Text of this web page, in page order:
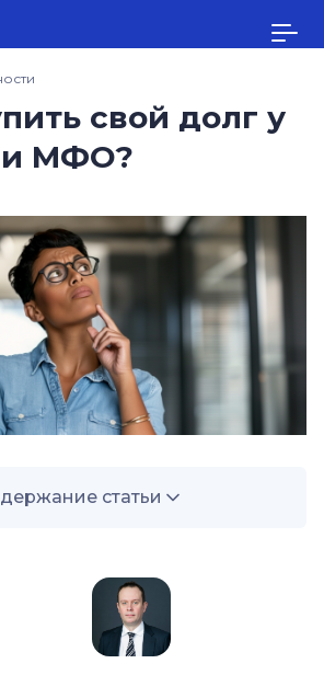
свой долг у
МФО?
статьи
ваш долг продан?
свой долг?
через посредника: